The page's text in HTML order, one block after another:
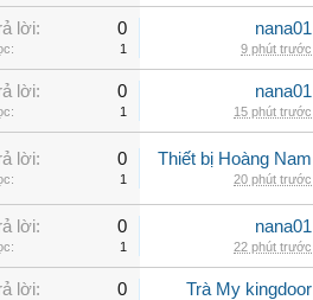
lời: 0
1
nana01
9 phút trước
lời: 0
1
nana01
15 phút trước
lời: 0
1
Thiết bị Hoàng Nam
20 phút trước
lời: 0
1
nana01
22 phút trước
lời: 0 Trà My kingdoor